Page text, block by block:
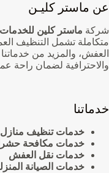
عن ماستر كليـن
شركة ماستر كلين للخدمات
متكاملة تشمل التنظيف
العفش، والمزيد من
والاحترافية لضمان راحة
خدماتنا
خدمات تنظيف منازل
خدمات مكافحة
خدمات نقل العفش
خدمات الصيانة